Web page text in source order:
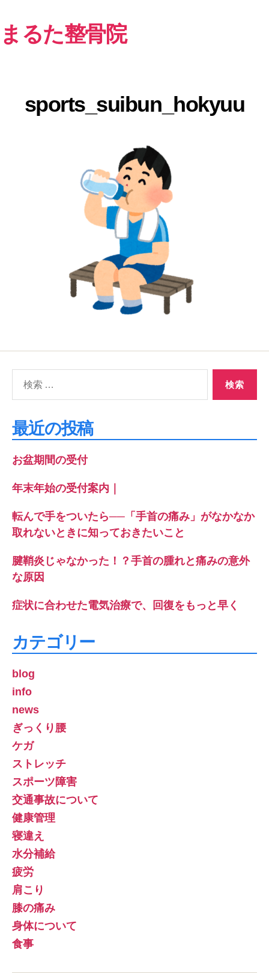
まるた整骨院
sports_suibun_hokyuu
象:
最近の投稿
お盆期間の受付
年末年始の受付案内｜
転んで手をついたら──「手首の痛み」がなかなか
取れないときに知っておきたいこと
腱鞘炎じゃなかった！？手首の腫れと痛みの意外
な原因
症状に合わせた電気治療で、回復をもっと早く
カテゴリー
blog
info
news
ぎっくり腰
ケガ
ストレッチ
スポーツ障害
交通事故について
健康管理
寝違え
水分補給
疲労
肩こり
膝の痛み
身体について
食事